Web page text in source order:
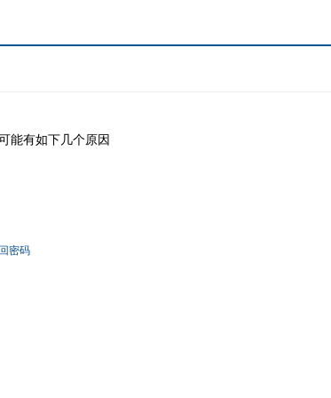
能有如下几个原因
密码